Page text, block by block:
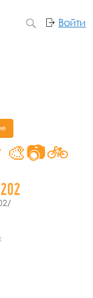
Войти
202